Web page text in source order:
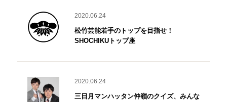
2020.06.24
松竹芸能若手のトップを目指せ！
SHOCHIKUトップ座
2020.06.24
三日月マンハッタン仲嶺のクイズ、みんな